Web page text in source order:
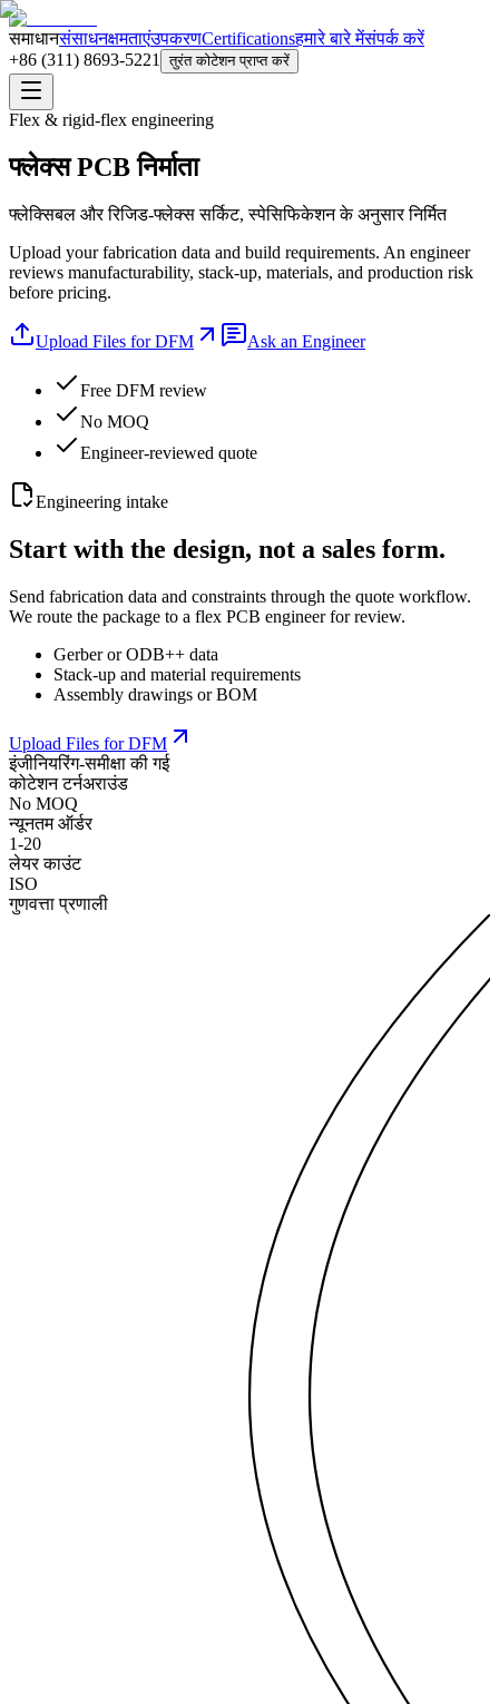
समाधानसंसाधनक्षमताएंउपकरणCertificationsहमारे बारे मेंसंपर्क करें
+86 (311) 8693-5221
तुरंत कोटेशन प्राप्त करें
Flex & rigid-flex engineering
फ्लेक्स PCB निर्माता
फ्लेक्सिबल और रिजिड-फ्लेक्स सर्किट, स्पेसिफिकेशन के अनुसार निर्मित
Upload your fabrication data and build requirements. An engineer
reviews manufacturability, stack-up, materials, and production risk
before pricing.
Upload Files for DFM Ask an Engineer
Free DFM review
No MOQ
Engineer-reviewed quote
Engineering intake
Start with the design, not a sales form.
Send fabrication data and constraints through the quote workflow.
We route the package to a flex PCB engineer for review.
Gerber or ODB++ data
Stack-up and material requirements
Assembly drawings or BOM
Upload Files for DFM
इंजीनियरिंग-समीक्षा की गई
कोटेशन टर्नअराउंड
No MOQ
न्यूनतम ऑर्डर
1-20
लेयर काउंट
ISO
गुणवत्ता प्रणाली